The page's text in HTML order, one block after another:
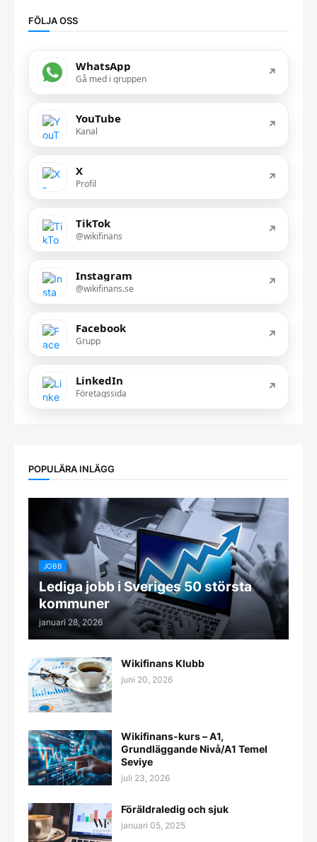
FÖLJA OSS
WhatsApp
Gå med i gruppen
↗
YouTube
Kanal
↗
X
Profil
↗
TikTok
@wikifinans
↗
Instagram
@wikifinans.se
↗
Facebook
Grupp
↗
LinkedIn
Företagssida
↗
POPULÄRA INLÄGG
JOBB
Lediga jobb i Sveriges 50 största
kommuner
januari 28, 2026
Wikifinans Klubb
juni 20, 2026
Wikifinans-kurs – A1,
Grundläggande Nivå/A1 Temel
Seviye
juli 23, 2026
Föräldraledig och sjuk
januari 05, 2025